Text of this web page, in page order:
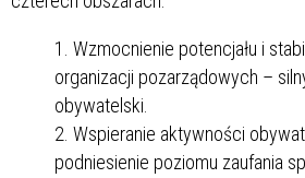
Wzmocnienie potencjału i
organizacji pozarządowych –
obywatelski.
Wspieranie aktywności
podniesienie poziomu zaufania